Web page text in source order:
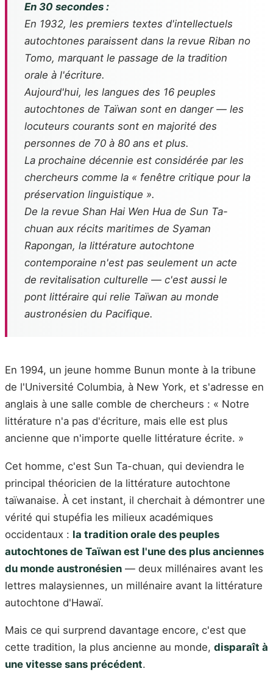
En 30 secondes :
En 1932, les premiers textes d'intellectuels
autochtones paraissent dans la revue Riban no
Tomo, marquant le passage de la tradition
orale à l'écriture.
Aujourd'hui, les langues des 16 peuples
autochtones de Taïwan sont en danger — les
locuteurs courants sont en majorité des
personnes de 70 à 80 ans et plus.
La prochaine décennie est considérée par les
chercheurs comme la « fenêtre critique pour la
préservation linguistique ».
De la revue Shan Hai Wen Hua de Sun Ta-
chuan aux récits maritimes de Syaman
Rapongan, la littérature autochtone
contemporaine n'est pas seulement un acte
de revitalisation culturelle — c'est aussi le
pont littéraire qui relie Taïwan au monde
austronésien du Pacifique.
En 1994, un jeune homme Bunun monte à la tribune
de l'Université Columbia, à New York, et s'adresse en
anglais à une salle comble de chercheurs : « Notre
littérature n'a pas d'écriture, mais elle est plus
ancienne que n'importe quelle littérature écrite. »
Cet homme, c'est Sun Ta-chuan, qui deviendra le
principal théoricien de la littérature autochtone
taïwanaise. À cet instant, il cherchait à démontrer une
vérité qui stupéfia les milieux académiques
occidentaux : la tradition orale des peuples
autochtones de Taïwan est l'une des plus anciennes
du monde austronésien — deux millénaires avant les
lettres malaysiennes, un millénaire avant la littérature
autochtone d'Hawaï.
Mais ce qui surprend davantage encore, c'est que
cette tradition, la plus ancienne au monde, disparaît à
une vitesse sans précédent.